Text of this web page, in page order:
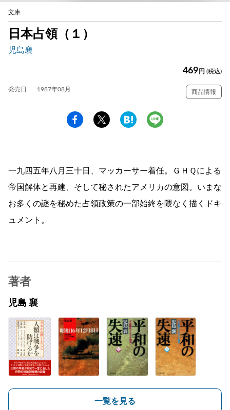
文庫
日本占領（１）
児島襄
469 円 (税込)
発売日 1987年08月 商品情報
一九四五年八月三十日、マッカーサー着任。ＧＨＱによる
帝国解体と再建、そして秘されたアメリカの意図。いまな
お多くの謎を秘めた占領政策の一部始終を隈なく描くドキ
ュメント。
著者
児島 襄
一覧を見る